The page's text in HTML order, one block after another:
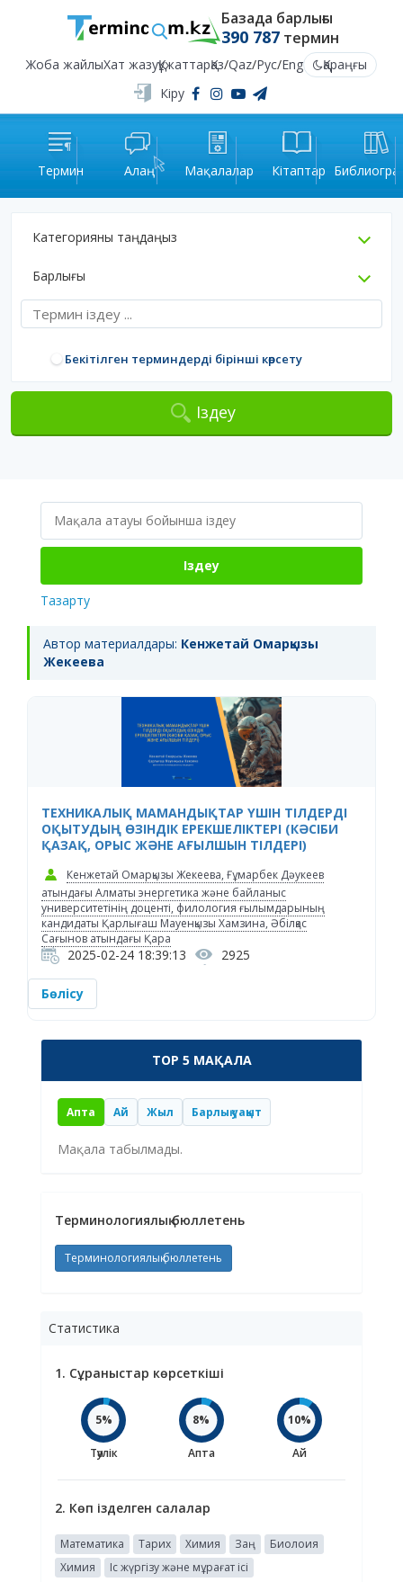
Базада барлығы
390 787термин
Жоба жайлыХат жазуҚұжаттарҚаз/Qaz/Рус/Eng
Қараңғы
Кіру
Термин Алаң Мақалалар Кітаптар
Категорияны таңдаңыз
Барлығы
Бекітілген терминдерді бірінші көрсету
Іздеу
Іздеу
Тазарту
Автор материалдары: Кенжетай Омарқызы
Жекеева
ТЕХНИКАЛЫҚ МАМАНДЫҚТАР ҮШІН ТІЛДЕРДІ
ОҚЫТУДЫҢ ӨЗІНДІК ЕРЕКШЕЛІКТЕРІ (КӘСІБИ
ҚАЗАҚ, ОРЫС ЖӘНЕ АҒЫЛШЫН ТІЛДЕРІ)
Кенжетай Омарқызы Жекеева, Ғұмарбек Дәукеев
атындағы Алматы энергетика және байланыс
университетінің доценті, филология ғылымдарының
кандидаты Қарлығаш Мауенқызы Хамзина, Әбілқас
Сағынов атындағы Қара
2025-02-24 18:39:13 2925
Бөлісу
TOP 5 МАҚАЛА
Апта Ай Жыл Барлық уақыт
Мақала табылмады.
Терминологиялық бюллетень
Терминологиялық бюллетень
Статистика
1. Сұраныстар көрсеткіші
5%
Тәулік
8%
Апта
10%
Ай
2. Көп ізделген салалар
Математика Тарих Химия Заң
Биолоия
Химия
Іс жүргізу және мұрағат ісі